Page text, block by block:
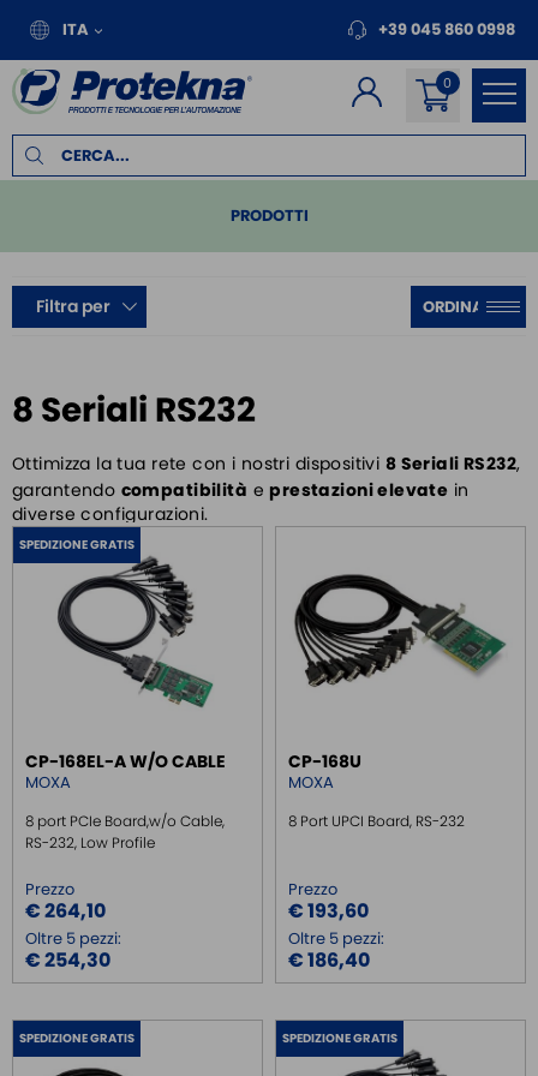
ITA +39 045 860 0998
PRODOTTI
PLC
REMOTE I/O
INVERTER PER MOTORI
PANNELLI OPERATORE
MODULI / PLC DI SICUREZZA
FILTRI EMC E PROTEZIONE MOTORE
ALIMENTATORI DA BARRA DIN
SWITCH ETHERNET UNMANEGED
SWITCH ETHERNET MANEGED
MODULI SFP
MEDIA CONVERTER
SERIAL CONVERTER
CONVERTER RS232/422/485
CONVERTITORI DI SEGNALE
2 SERIALI RS232/422/485
4 SERIALI RS232
4 SERIALI RS232/422/485
8 SERIALI RS232
Filtra per
8 Seriali RS232
Ottimizza la tua rete con i nostri dispositivi 8 Seriali RS232,
garantendo compatibilità e prestazioni elevate in
diverse configurazioni.
SPEDIZIONE GRATIS
CP-168EL-A W/O CABLE
MOXA
8 port PCIe Board,w/o Cable,
RS-232, Low Profile
Prezzo
€ 264,10
Oltre 5 pezzi:
€ 254,30
CP-168U
MOXA
8 Port UPCI Board, RS-232
Prezzo
€ 193,60
Oltre 5 pezzi:
€ 186,40
SPEDIZIONE GRATIS SPEDIZIONE GRATIS